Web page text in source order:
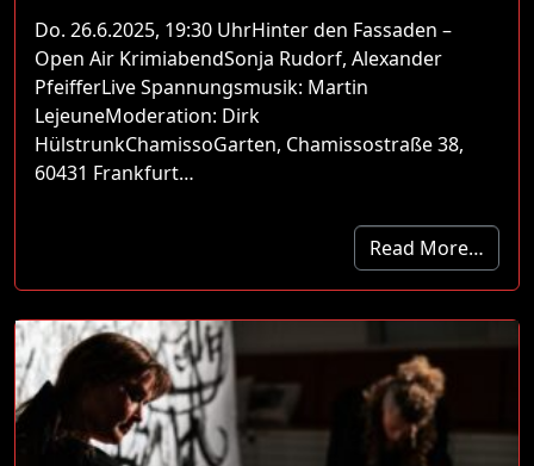
Do. 26.6.2025, 19:30 UhrHinter den Fassaden –
Open Air KrimiabendSonja Rudorf, Alexander
PfeifferLive Spannungsmusik: Martin
LejeuneModeration: Dirk
HülstrunkChamissoGarten, Chamissostraße 38,
60431 Frankfurt…
Read More…